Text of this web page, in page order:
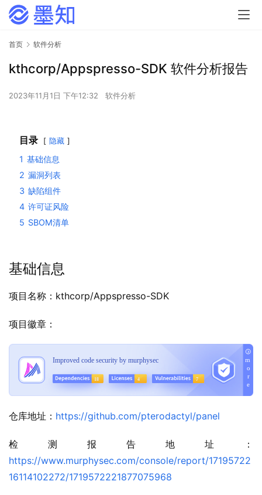
首页 软件分析
kthcorp/Appspresso-SDK 软件分析报告
2023年11月1日 下午12:32 软件分析
目录 隐藏
1 基础信息
2 漏洞列表
3 缺陷组件
4 许可证风险
5 SBOM清单
基础信息
项目名称：kthcorp/Appspresso-SDK
项目徽章：
仓库地址： https://github.com/pterodactyl/panel
检测报告地址：
https://www.murphysec.com/console/report/17195722
16114102272/1719572221877075968